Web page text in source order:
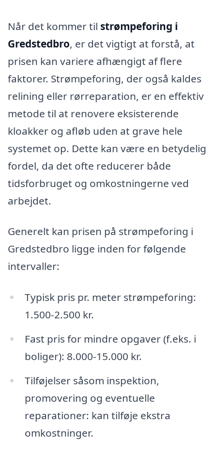
Når det kommer til strømpeforing i
Gredstedbro, er det vigtigt at forstå, at
prisen kan variere afhængigt af flere
faktorer. Strømpeforing, der også kaldes
relining eller rørreparation, er en effektiv
metode til at renovere eksisterende
kloakker og afløb uden at grave hele
systemet op. Dette kan være en betydelig
fordel, da det ofte reducerer både
tidsforbruget og omkostningerne ved
arbejdet.
Generelt kan prisen på strømpeforing i
Gredstedbro ligge inden for følgende
intervaller:
Typisk pris pr. meter strømpeforing:
1.500-2.500 kr.
Fast pris for mindre opgaver (f.eks. i
boliger): 8.000-15.000 kr.
Tilføjelser såsom inspektion,
promovering og eventuelle
reparationer: kan tilføje ekstra
omkostninger.